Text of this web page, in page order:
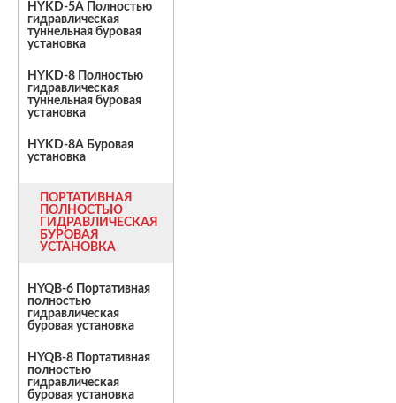
HYKD-5A Полностью
гидравлическая
туннельная буровая
установка
HYKD-8 Полностью
гидравлическая
туннельная буровая
установка
HYKD-8A Буровая
установка
ПОРТАТИВНАЯ
ПОЛНОСТЬЮ
ГИДРАВЛИЧЕСКАЯ
БУРОВАЯ
УСТАНОВКА
HYQB-6 Портативная
полностью
гидравлическая
буровая установка
HYQB-8 Портативная
полностью
гидравлическая
буровая установка